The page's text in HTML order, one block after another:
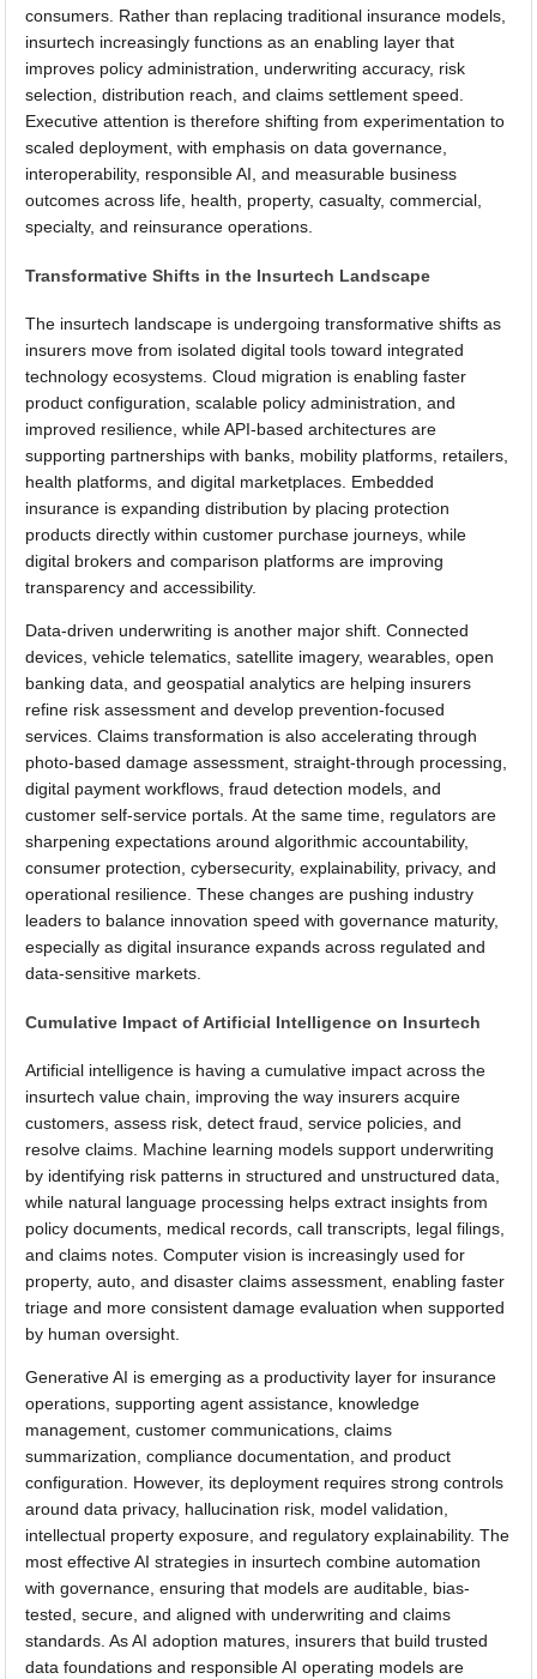
consumers. Rather than replacing traditional insurance models,
insurtech increasingly functions as an enabling layer that
improves policy administration, underwriting accuracy, risk
selection, distribution reach, and claims settlement speed.
Executive attention is therefore shifting from experimentation to
scaled deployment, with emphasis on data governance,
interoperability, responsible AI, and measurable business
outcomes across life, health, property, casualty, commercial,
specialty, and reinsurance operations.
Transformative Shifts in the Insurtech Landscape
The insurtech landscape is undergoing transformative shifts as
insurers move from isolated digital tools toward integrated
technology ecosystems. Cloud migration is enabling faster
product configuration, scalable policy administration, and
improved resilience, while API-based architectures are
supporting partnerships with banks, mobility platforms, retailers,
health platforms, and digital marketplaces. Embedded
insurance is expanding distribution by placing protection
products directly within customer purchase journeys, while
digital brokers and comparison platforms are improving
transparency and accessibility.
Data-driven underwriting is another major shift. Connected
devices, vehicle telematics, satellite imagery, wearables, open
banking data, and geospatial analytics are helping insurers
refine risk assessment and develop prevention-focused
services. Claims transformation is also accelerating through
photo-based damage assessment, straight-through processing,
digital payment workflows, fraud detection models, and
customer self-service portals. At the same time, regulators are
sharpening expectations around algorithmic accountability,
consumer protection, cybersecurity, explainability, privacy, and
operational resilience. These changes are pushing industry
leaders to balance innovation speed with governance maturity,
especially as digital insurance expands across regulated and
data-sensitive markets.
Cumulative Impact of Artificial Intelligence on Insurtech
Artificial intelligence is having a cumulative impact across the
insurtech value chain, improving the way insurers acquire
customers, assess risk, detect fraud, service policies, and
resolve claims. Machine learning models support underwriting
by identifying risk patterns in structured and unstructured data,
while natural language processing helps extract insights from
policy documents, medical records, call transcripts, legal filings,
and claims notes. Computer vision is increasingly used for
property, auto, and disaster claims assessment, enabling faster
triage and more consistent damage evaluation when supported
by human oversight.
Generative AI is emerging as a productivity layer for insurance
operations, supporting agent assistance, knowledge
management, customer communications, claims
summarization, compliance documentation, and product
configuration. However, its deployment requires strong controls
around data privacy, hallucination risk, model validation,
intellectual property exposure, and regulatory explainability. The
most effective AI strategies in insurtech combine automation
with governance, ensuring that models are auditable, bias-
tested, secure, and aligned with underwriting and claims
standards. As AI adoption matures, insurers that build trusted
data foundations and responsible AI operating models are